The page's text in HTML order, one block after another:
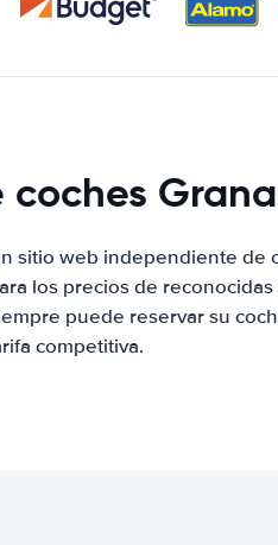
coches
sitio web independiente de
los precios de
puede reservar su
competitiva.